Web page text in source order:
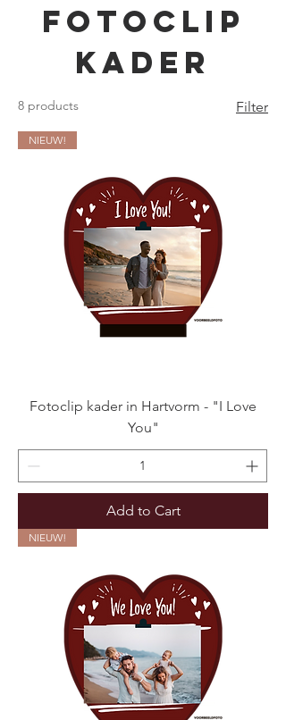
Fotoclip
Kader
8 products Filter
NIEUW!
Fotoclip kader in Hartvorm - "I Love
You"
Add to Cart
NIEUW!